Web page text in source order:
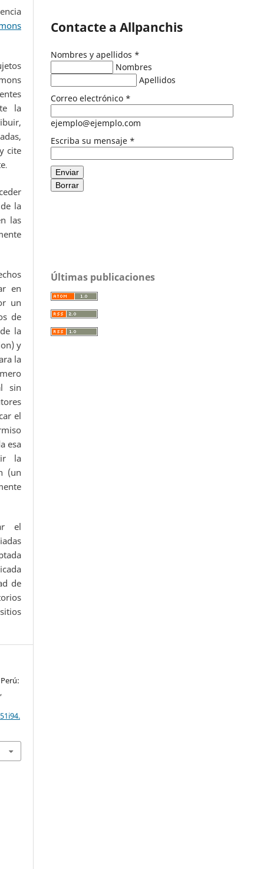
la
cite
.
la
las
en
un
de
la
y
la
sin
el
esa
la
(un
el
de
,
Contacte a Allpanchis
Nombres y apellidos *
Nombres
Apellidos
Correo electrónico *
ejemplo@ejemplo.com
Escriba su mensaje *
Enviar
Borrar
Últimas publicaciones